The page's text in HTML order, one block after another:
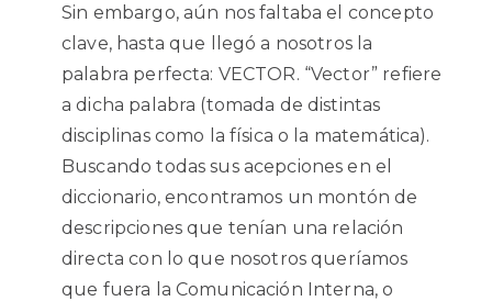
Sin embargo, aún nos faltaba el concepto
clave, hasta que llegó a nosotros la
palabra perfecta: VECTOR. “Vector” refiere
a dicha palabra (tomada de distintas
disciplinas como la física o la matemática).
Buscando todas sus acepciones en el
diccionario, encontramos un montón de
descripciones que tenían una relación
directa con lo que nosotros queríamos
que fuera la Comunicación Interna, o